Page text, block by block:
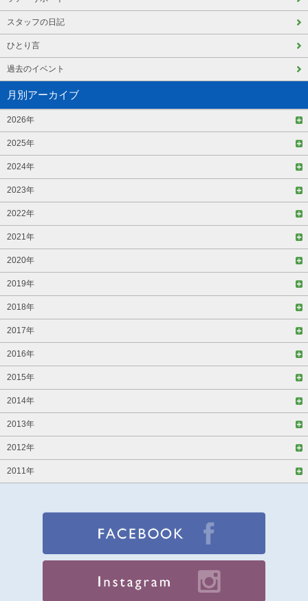
スタッフの日記
ひとり言
過去のイベント
月別アーカイブ
2026年
2025年
2024年
2023年
2022年
2021年
2020年
2019年
2018年
2017年
2016年
2015年
2014年
2013年
2012年
2011年